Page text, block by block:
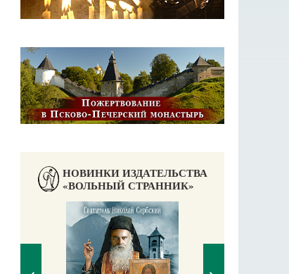
НОВИНКИ ИЗДАТЕЛЬСТВА
«ВОЛЬНЫЙ СТРАННИК»